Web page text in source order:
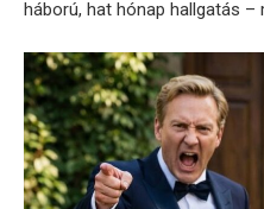
háború, hat hónap hallgatás